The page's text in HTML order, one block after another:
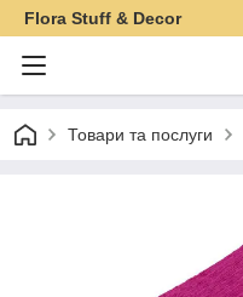
Flora Stuff & Decor
Товари та послуги